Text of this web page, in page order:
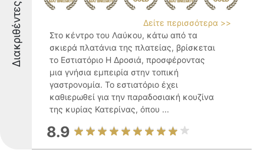
Διακριθέντες
Δείτε περισσότερα >>
Στο κέντρο του Λαύκου, κάτω από τα
σκιερά πλατάνια της πλατείας, βρίσκεται
το Εστιατόριο Η Δροσιά, προσφέροντας
μια γνήσια εμπειρία στην τοπική
γαστρονομία. Το εστιατόριο έχει
καθιερωθεί για την παραδοσιακή κουζίνα
της κυρίας Κατερίνας, όπου ...
8.9